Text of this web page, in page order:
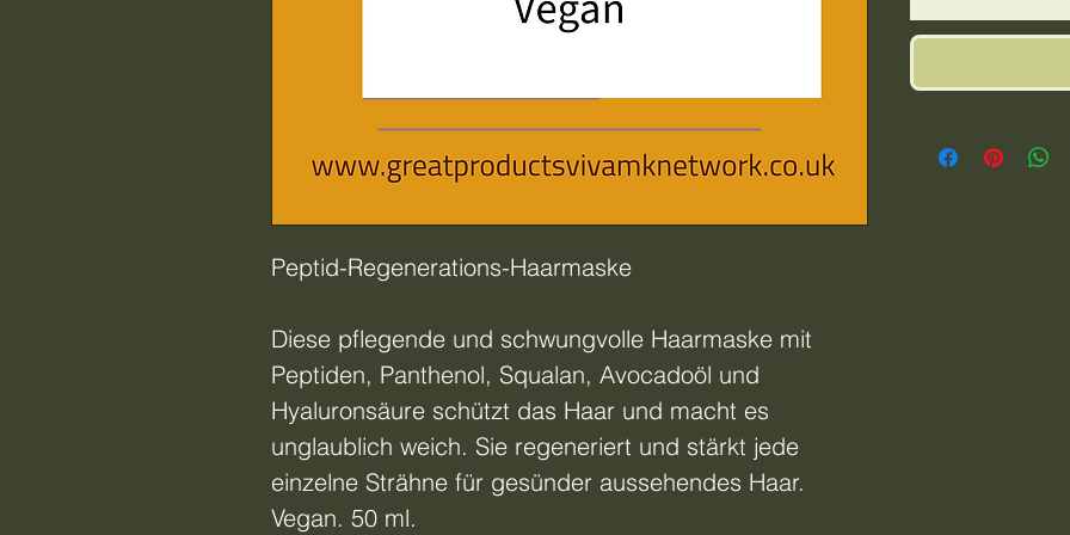
Peptid-Regenerations-Haarmaske
Diese pflegende und schwungvolle Haarmaske mit
Peptiden, Panthenol, Squalan, Avocadoöl und
Hyaluronsäure schützt das Haar und macht es
unglaublich weich. Sie regeneriert und stärkt jede
einzelne Strähne für gesünder aussehendes Haar.
Vegan. 50 ml.